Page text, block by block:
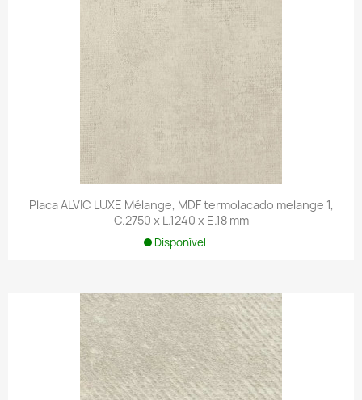
Placa ALVIC LUXE Mélange, MDF termolacado melange 1,
C.2750 x L.1240 x E.18 mm
Disponível